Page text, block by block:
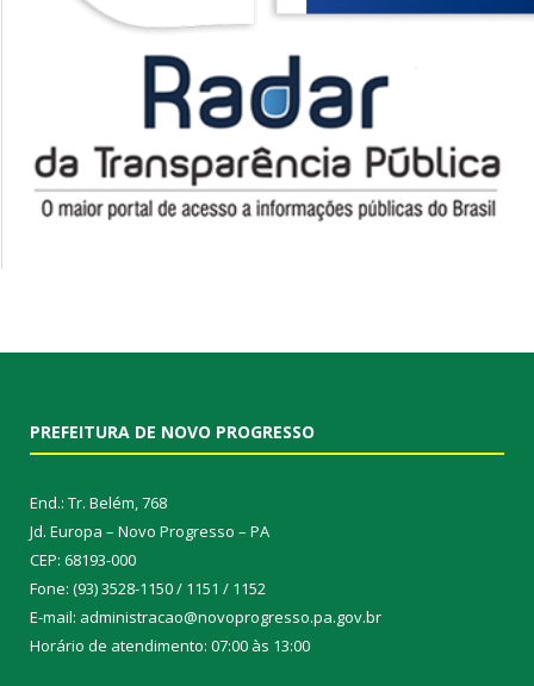
PREFEITURA DE NOVO PROGRESSO
End.: Tr. Belém, 768
Jd. Europa – Novo Progresso – PA
CEP: 68193-000
Fone: (93) 3528-1150 / 1151 / 1152
E-mail: administracao@novoprogresso.pa.gov.br
Horário de atendimento: 07:00 às 13:00